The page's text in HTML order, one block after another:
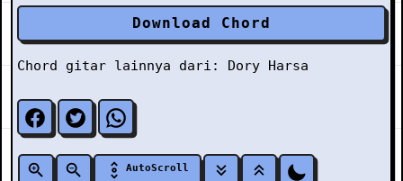
Download Chord
Chord gitar lainnya dari: Dory Harsa
AutoScroll